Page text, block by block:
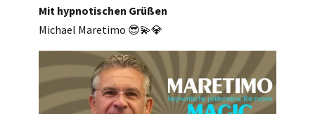
Mit hypnotischen Grüßen
Michael Maretimo 😎💫💎